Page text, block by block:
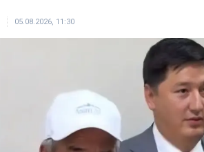
05.08.2026, 11:30